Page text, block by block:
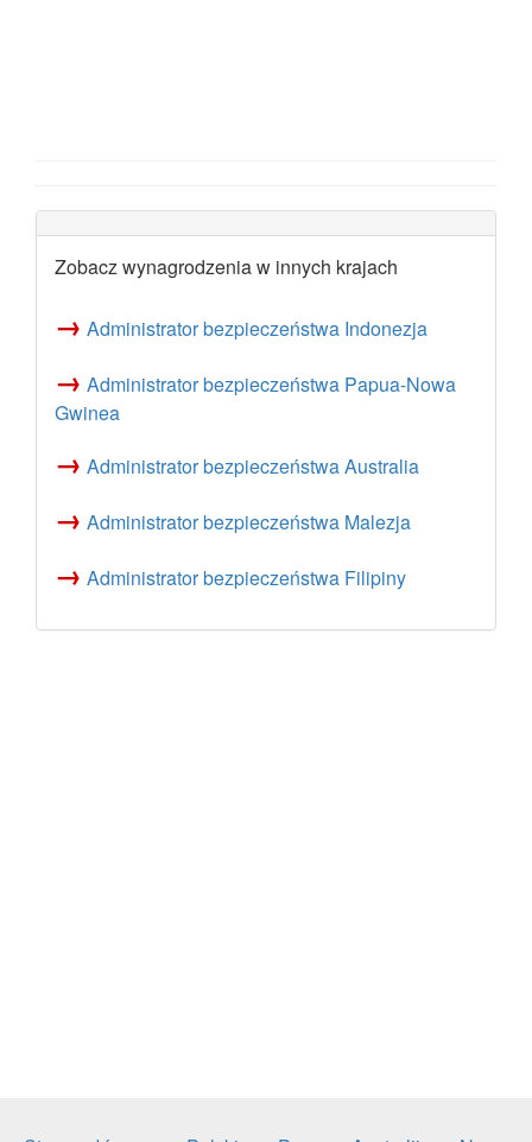
Zobacz wynagrodzenia w innych krajach
→ Administrator bezpieczeństwa Indonezja
→ Administrator bezpieczeństwa Papua-Nowa
Gwinea
→ Administrator bezpieczeństwa Australia
→ Administrator bezpieczeństwa Malezja
→ Administrator bezpieczeństwa Filipiny